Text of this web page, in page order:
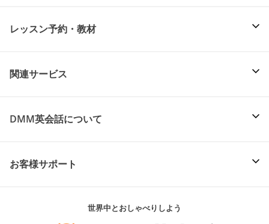
レッスン予約・教材
関連サービス
DMM英会話について
お客様サポート
世界中とおしゃべりしよう